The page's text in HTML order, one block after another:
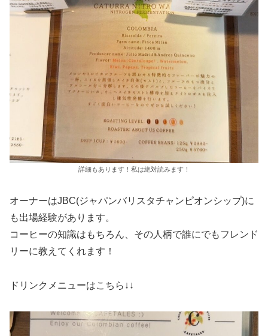
詳細もあります！私は絶対読みます！
オーナーはJBC(ジャパンバリスタチャンピオンシップ)に
も出場経験があります。
コーヒーの知識はもちろん、その人柄で誰にでもフレンド
リーに教えてくれます！
ドリンクメニューはこちら↓↓